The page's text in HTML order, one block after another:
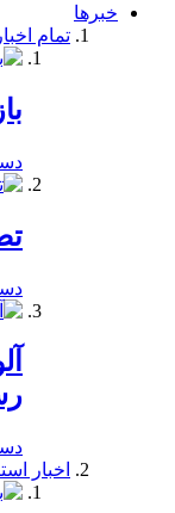
خبرها
تمام اخبار
اخبار